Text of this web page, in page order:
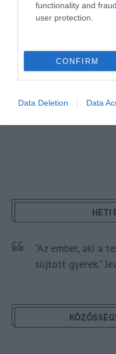
functionality and
user protection.
CONFIRM
Data Deletion Data
Kérem nap
KERÉKPÁR
HETI
"Az ember, aki a
sújtott gyerek."